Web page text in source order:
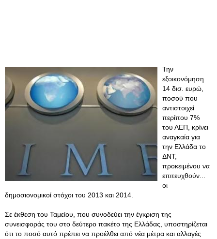
Την
εξοικονόμηση
14 δισ. ευρώ,
ποσού που
αντιστοιχεί
περίπου 7%
του ΑΕΠ, κρίνει
αναγκαία για
την Ελλάδα το
ΔΝΤ,
προκειμένου να
επιτευχθούν...
οι
δημοσιονομικοί στόχοι του 2013 και 2014.
Σε έκθεση του Ταμείου, που συνοδεύει την έγκριση της
συνεισφοράς του στο δεύτερο πακέτο της Ελλάδας, υποστηρίζεται
ότι το ποσό αυτό πρέπει να προέλθει από νέα μέτρα και αλλαγές